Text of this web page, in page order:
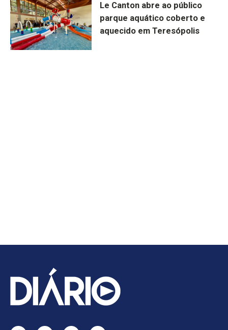
Le Canton abre ao público
parque aquático coberto e
aquecido em Teresópolis